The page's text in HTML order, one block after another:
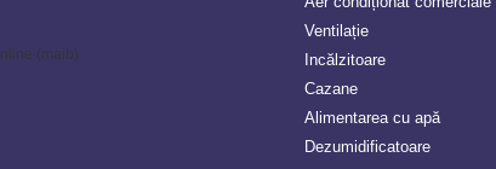
Ventilație
Incălzitoare
Сazane
Alimentarea cu apă
Dezumidificatoare